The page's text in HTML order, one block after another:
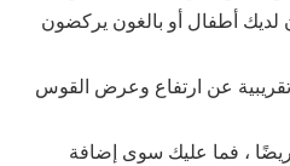
لديك أطفال أو بالغون يركضون
عن ارتفاع وعرض القوس
عريضًا ، فما عليك سوى إضافة